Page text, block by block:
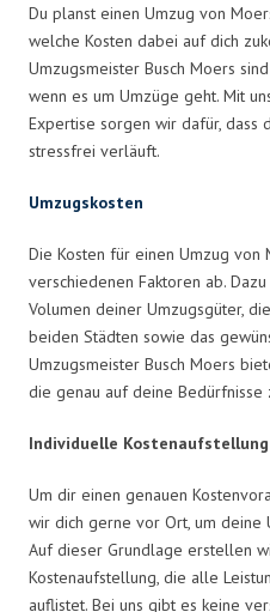
Du planst einen Umzug von
welche Kosten dabei auf dich
Umzugsmeister Busch Moers
wenn es um Umzüge geht. Mit
Expertise sorgen wir dafür, dass
stressfrei verläuft.
Umzugskosten
Die Kosten für einen Umzug von
verschiedenen Faktoren ab.
Volumen deiner Umzugsgüter,
beiden Städten sowie das
Umzugsmeister Busch Moers
die genau auf deine Bedürfnisse
Individuelle Kostenaufstellung
Um dir einen genauen
wir dich gerne vor Ort, um deine
Auf dieser Grundlage erstellen
Kostenaufstellung, die alle
auflistet. Bei uns gibt es keine